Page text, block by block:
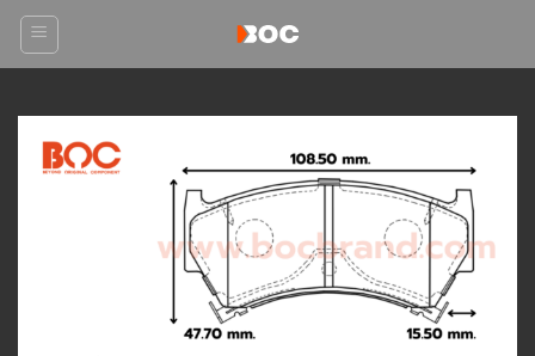
Skip
content
Add to
wishlist